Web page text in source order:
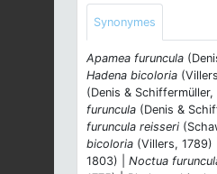
Synonymes
Apamea furuncula
Hadena bicoloria
(Denis & Schiffermüller,
furuncula (Denis &
furuncula reisseri
bicoloria (Villers, 1789) |
1803) | Noctua